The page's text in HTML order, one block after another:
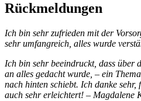
Rückmeldungen
Ich bin sehr zufrieden mit der
sehr umfangreich, alles wurde
Ich bin sehr beeindruckt, dass über
an alles gedacht wurde, – ein
nach hinten schiebt. Ich danke
auch sehr erleichtert! – Magdalene